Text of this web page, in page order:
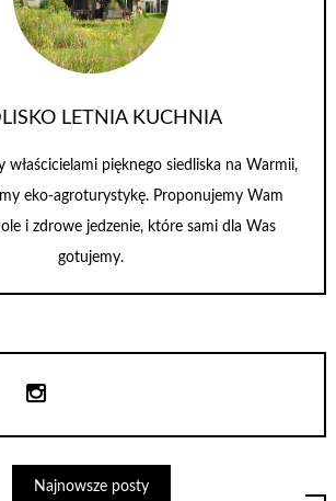
LETNIA KUCHNIA
właścicielami pięknego siedliska na Warmii,
eko-agroturystykę. Proponujemy Wam
i zdrowe jedzenie, które sami dla Was
gotujemy.
Najnowsze posty